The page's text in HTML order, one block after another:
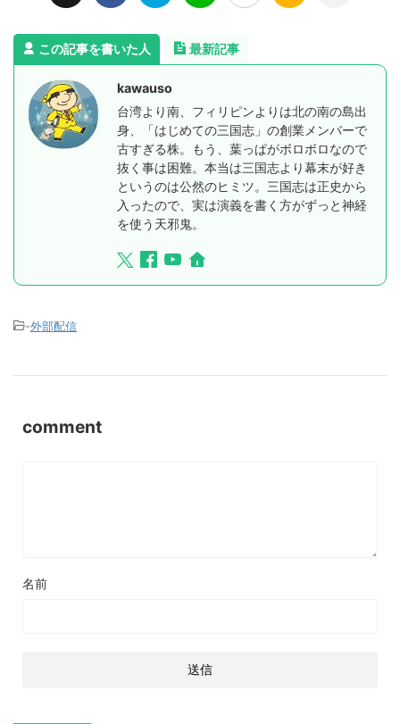
この記事を書いた人 最新記事
kawauso
台湾より南、フィリピンよりは北の南の島出
身、「はじめての三国志」の創業メンバーで
古すぎる株。もう、葉っぱがボロボロなので
抜く事は困難。本当は三国志より幕末が好き
というのは公然のヒミツ。三国志は正史から
入ったので、実は演義を書く方がずっと神経
を使う天邪鬼。
-外部配信
comment
名前